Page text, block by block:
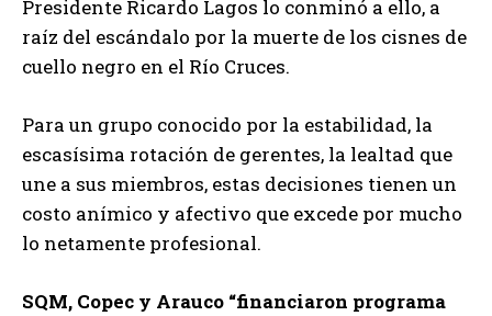
Presidente Ricardo Lagos lo conminó a ello, a
raíz del escándalo por la muerte de los cisnes de
cuello negro en el Río Cruces.
Para un grupo conocido por la estabilidad, la
escasísima rotación de gerentes, la lealtad que
une a sus miembros, estas decisiones tienen un
costo anímico y afectivo que excede por mucho
lo netamente profesional.
SQM, Copec y Arauco “financiaron programa